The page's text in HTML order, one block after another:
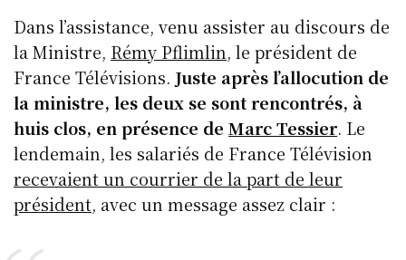
Dans l’assistance, venu assister au discours de
la Ministre, Rémy Pflimlin, le président de
France Télévisions. Juste après l’allocution de
la ministre, les deux se sont rencontrés, à
huis clos, en présence deMarc Tessier. Le
lendemain, les salariés de France Télévision
recevaient un courrier de la part de leur
président, avec un message assez clair :